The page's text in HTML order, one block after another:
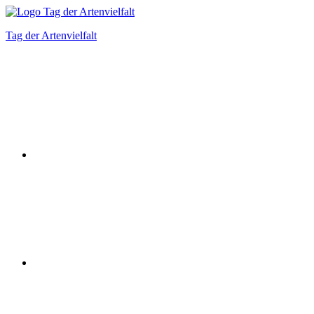
Zum
springen
Tag der Artenvielfalt